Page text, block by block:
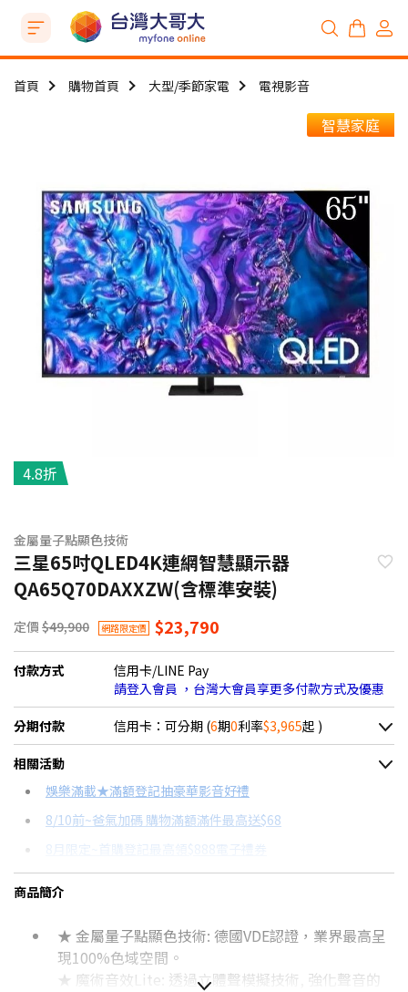
首頁 購物首頁 大型/季節家電 電視影音
智慧家庭
4.8折
金屬量子點顯色技術
三星65吋QLED4K連網智慧顯示器
QA65Q70DAXXZW(含標準安裝)
定價 $49,900 網路限定價 $23,790
付款方式
信用卡/LINE Pay
請登入會員 ，台灣大會員享更多付款方式及優惠
分期付款 信用卡：可分期 (6期0利率$3,965起 )
＊實際可分期數、適用利率，請以購物車顯示為主
信用卡分期
分期數
6期 0利率
12期
24期
每期金額
$2,121
$1,090
配合銀行/業者
18家銀行/業者
18家銀行/業者
相關活動
娛樂滿載★滿額登記抽豪華影音好禮
8/10前~爸氣加碼 購物滿額滿件最高送$68
8月限定~首購登記最高領$888電子禮券
台灣大哥大Open Possible聯名卡滿額最高回饋25%
65吋4K OLED電視推薦→點我看達人教你買
商品簡介
★ 金屬量子點顯色技術: 德國VDE認證，業界最高呈
現100%色域空間。
★ 魔術音效Lite: 透過立體聲模擬技術, 強化聲音的